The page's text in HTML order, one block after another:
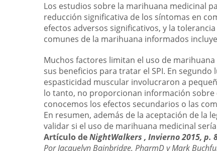
Los estudios sobre la marihuana medicinal
reducción significativa de los síntomas en
efectos adversos significativos, y la
comunes de la marihuana informados
Muchos factores limitan el uso de
sus beneficios para tratar el SPI. En
espasticidad muscular involucraron a
lo tanto, no proporcionan información sobre
conocemos los efectos secundarios o las
En resumen, además de la aceptación de la
validar si el uso de marihuana medicinal
Artículo deNightWalkers , Invierno 2015, p.
Por Jacquelyn Bainbridge, PharmD y Mark